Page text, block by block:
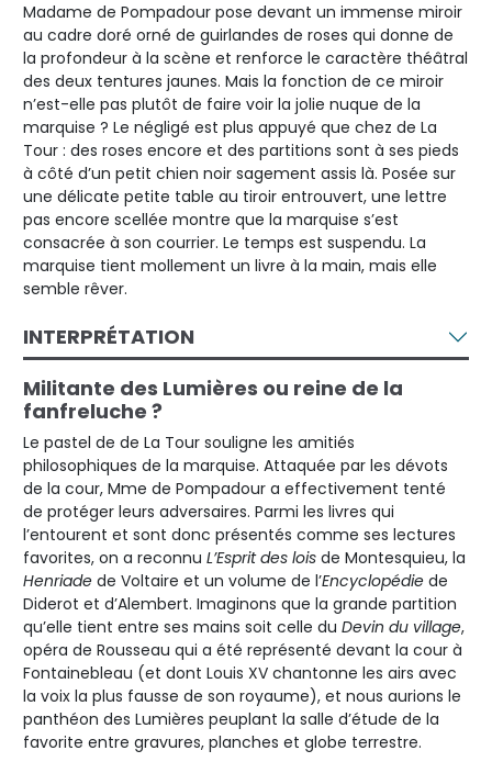
Madame de Pompadour pose devant un immense miroir
au cadre doré orné de guirlandes de roses qui donne de
la profondeur à la scène et renforce le caractère théâtral
des deux tentures jaunes. Mais la fonction de ce miroir
n’est-elle pas plutôt de faire voir la jolie nuque de la
marquise ? Le négligé est plus appuyé que chez de La
Tour : des roses encore et des partitions sont à ses pieds
à côté d’un petit chien noir sagement assis là. Posée sur
une délicate petite table au tiroir entrouvert, une lettre
pas encore scellée montre que la marquise s’est
consacrée à son courrier. Le temps est suspendu. La
marquise tient mollement un livre à la main, mais elle
semble rêver.
INTERPRÉTATION
Militante des Lumières ou reine de la
fanfreluche ?
Le pastel de de La Tour souligne les amitiés
philosophiques de la marquise. Attaquée par les dévots
de la cour, Mme de Pompadour a effectivement tenté
de protéger leurs adversaires. Parmi les livres qui
l’entourent et sont donc présentés comme ses lectures
favorites, on a reconnu L’Esprit des lois de Montesquieu, la
Henriade de Voltaire et un volume de l’Encyclopédie de
Diderot et d’Alembert. Imaginons que la grande partition
qu’elle tient entre ses mains soit celle du Devin du village,
opéra de Rousseau qui a été représenté devant la cour à
Fontainebleau (et dont Louis XV chantonne les airs avec
la voix la plus fausse de son royaume), et nous aurions le
panthéon des Lumières peuplant la salle d’étude de la
favorite entre gravures, planches et globe terrestre.